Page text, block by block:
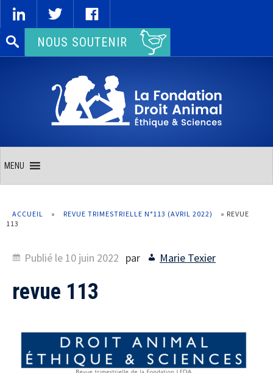
Rechercher :NOUS SOUTENIR
MENU
ACCUEIL » REVUE TRIMESTRIELLE N°113 (AVRIL 2022) » REVUE
113
Publié le 10 juin 2022 par Marie Texier
revue 113